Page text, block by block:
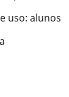
uso: alunos